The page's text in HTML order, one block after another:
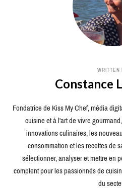
WRITTEN
Constance
Fondatrice de Kiss My Chef, média
cuisine et à l'art de vivre
innovations culinaires, les
consommation et les recettes de
sélectionner, analyser et mettre en
comptent pour les passionnés de
du